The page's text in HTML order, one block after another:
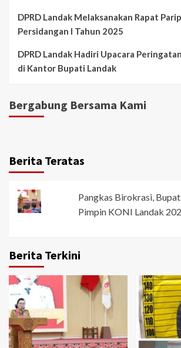
DPRD Landak Melaksanakan Rapat
Persidangan I Tahun 2025
DPRD Landak Hadiri Upacara
di Kantor Bupati Landak
Bergabung Bersama Kami
Berita Teratas
Pangkas Birokrasi,
Pimpin KONI Landak
Berita Terkini